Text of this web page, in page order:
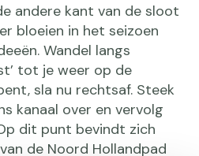
andere kant van de sloot
bloeien in het seizoen
Wandel langs
tot je weer op de
sla nu rechtsaf. Steek
kanaal over en vervolg
dit punt bevindt zich
de Noord Hollandpad